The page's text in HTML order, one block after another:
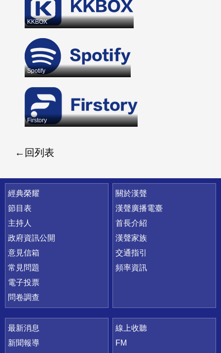
KKBOX
Spotify
Firstory
回列表
快速連結
經典榮耀
節目表
主持人
政府資訊公開
意見信箱
常見問題
電子投票
問卷調查
關於漢聲
漢聲廣播電臺
首長介紹
漢聲家族
交通指引
頻率資訊
最新消息
新聞報導
線上收聽
FM